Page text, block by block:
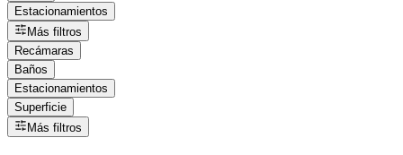
Estacionamientos
Más filtros
Recámaras
Baños
Estacionamientos
Superficie
Más filtros